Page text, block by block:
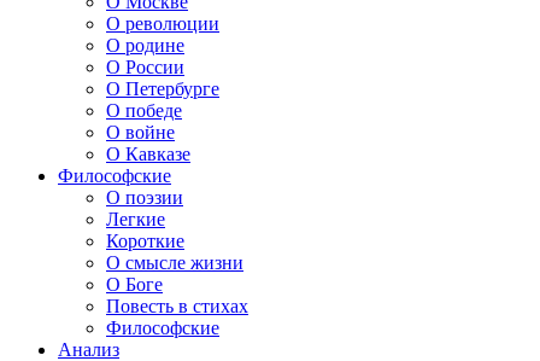
О революции
О родине
О России
О Петербурге
О победе
О войне
О Кавказе
Философские
О поэзии
Легкие
Короткие
О смысле жизни
О Боге
Повесть в стихах
Философские
Анализ